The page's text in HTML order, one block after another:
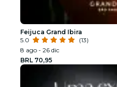
Feijuca Grand Ibira
5.0
(13)
8 ago - 26 dic
BRL 70,95